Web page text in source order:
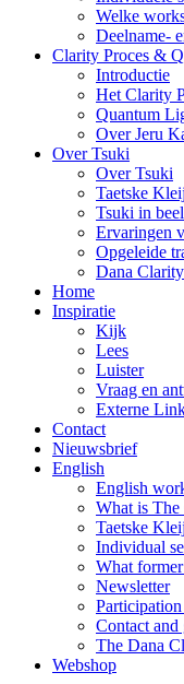
Welke
Deelname-
Clarity Proces &
Introductie
Het Clarity
Quantum
Over Jeru
Over Tsuki
Over Tsuki
Taetske
Tsuki in
Ervaringen
Opgeleide
Dana
Home
Inspiratie
Kijk
Lees
Luister
Vraag en
Externe
Contact
Nieuwsbrief
English
English
What is The
Taetske
Individual
What
Newsletter
Contact and
The Dana
Webshop